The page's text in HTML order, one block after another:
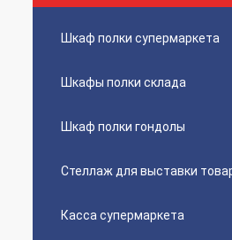
Шкаф полки супермаркета
Шкафы полки склада
Шкаф полки гондолы
Стеллаж для выставки
Касса супермаркета